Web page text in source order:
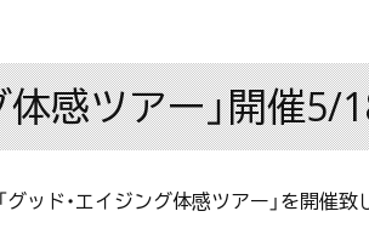
体感ツアー」開催5/
ッド・エイジング体感ツアー」を開催致